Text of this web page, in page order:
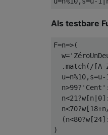
Als testbare
F=n=>(
.match(/[A-
u=n%10,s=u-
  n>99?'Cent':
  n<21?w[n|0]: